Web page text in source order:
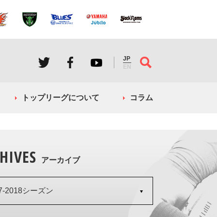
JP
EN
トップリーグについて コラム
アーカイブ
2018シーズン